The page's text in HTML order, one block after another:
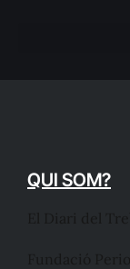
QUI SOM?